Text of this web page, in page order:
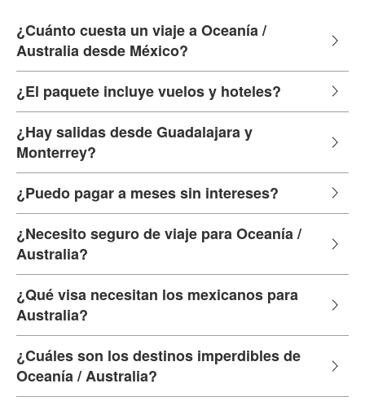
¿Cuánto cuesta un viaje a Oceanía /
Australia desde México?
¿El paquete incluye vuelos y hoteles?
¿Hay salidas desde Guadalajara y
Monterrey?
¿Puedo pagar a meses sin intereses?
¿Necesito seguro de viaje para Oceanía /
Australia?
¿Qué visa necesitan los mexicanos para
Australia?
¿Cuáles son los destinos imperdibles de
Oceanía / Australia?